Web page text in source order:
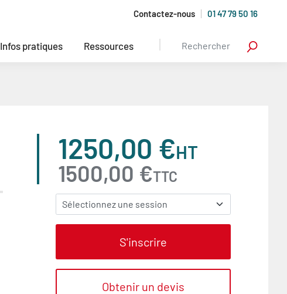
Contactez-nous 01 47 79 50 16
Infos pratiques Ressources
1250,00 €HT
1500,00 €TTC
S'inscrire
Obtenir un devis